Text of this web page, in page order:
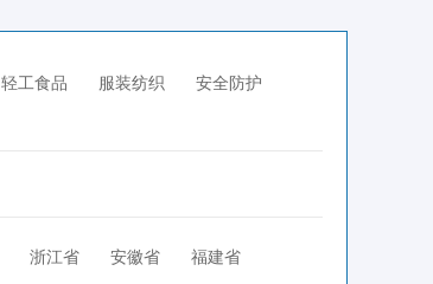
轻工食品 服装纺织
安全防护
浙江省 安徽省
福建省